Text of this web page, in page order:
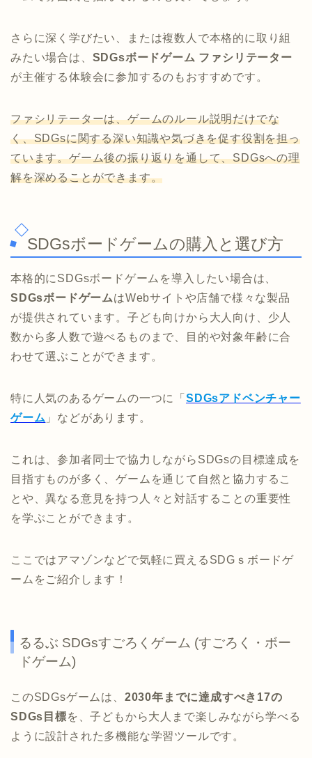
さらに深く学びたい、または複数人で本格的に取り組
みたい場合は、 SDGsボードゲーム ファシリテーター
が主催する体験会に参加するのもおすすめです。
ファシリテーターは、ゲームのルール説明だけでな
く、SDGsに関する深い知識や気づきを促す役割を担っ
ています。ゲーム後の振り返りを通して、SDGsへの理
解を深めることができます。
SDGsボードゲームの購入と選び方
本格的にSDGsボードゲームを導入したい場合は、
SDGsボードゲームはWebサイトや店舗で様々な製品
が提供されています。子ども向けから大人向け、少人
数から多人数で遊べるものまで、目的や対象年齢に合
わせて選ぶことができます。
特に人気のあるゲームの一つに「 SDGsアドベンチャー
ゲーム 」などがあります。
これは、参加者同士で協力しながらSDGsの目標達成を
目指すものが多く、ゲームを通じて自然と協力するこ
とや、異なる意見を持つ人々と対話することの重要性
を学ぶことができます。
ここではアマゾンなどで気軽に買えるSDGｓボードゲ
ームをご紹介します！
るるぶ SDGsすごろくゲーム (すごろく・ボー
ドゲーム)
このSDGsゲームは、 2030年までに達成すべき17の
SDGs目標を、子どもから大人まで楽しみながら学べる
ように設計された多機能な学習ツールです。